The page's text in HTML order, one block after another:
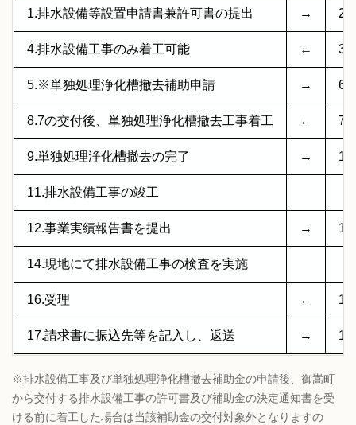
1.排水設備等設置申請書兼許可書の提出 → 2.
4.排水設備工事のみ着工可能 ← 3.
5.※単独処理浄化槽撤去補助申請 → 6.
8.7の交付後、単独処理浄化槽撤去工事着工 ← 7.
9.単独処理浄化槽撤去の完了 →
11.排水設備工事の竣工
12.事業実績報告書を提出 →
14.現地にて排水設備工事の検査を実施
16.受理 ←
17.請求書に振込先等を記入し、返送 →
※排水設備工事及び単独処理浄化槽撤去補助金の申請後、御嵩町
から交付する排水設備工事の許可書及び補助金の決定通知書を受
ける前に着工した場合は当該補助金の交付対象外となりますの